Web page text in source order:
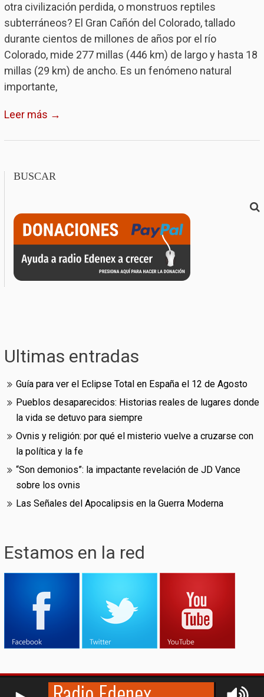
otra civilización perdida, o monstruos reptiles
subterráneos? El Gran Cañón del Colorado, tallado
durante cientos de millones de años por el río
Colorado, mide 277 millas (446 km) de largo y hasta 18
millas (29 km) de ancho. Es un fenómeno natural
importante,
Leer más →
BUSCAR
Ultimas entradas
Guía para ver el Eclipse Total en España el 12 de Agosto
Pueblos desaparecidos: Historias reales de lugares donde
la vida se detuvo para siempre
Ovnis y religión: por qué el misterio vuelve a cruzarse con
la política y la fe
“Son demonios”: la impactante revelación de JD Vance
sobre los ovnis
Las Señales del Apocalipsis en la Guerra Moderna
Estamos en la red
RCAST.NET
© (2009-2026)Edenex